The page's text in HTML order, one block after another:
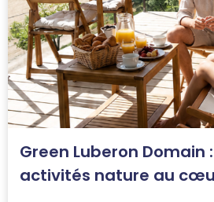
Green Luberon Domain
activités nature au